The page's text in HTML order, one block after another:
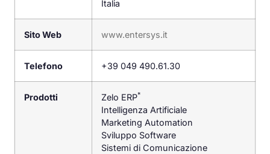
Italia
Sito Web www.entersys.it
Telefono +39 049 490.61.30
Prodotti Zelo ERP*
Intelligenza Artificiale
Marketing Automation
Sviluppo Software
Sistemi di Comunicazione